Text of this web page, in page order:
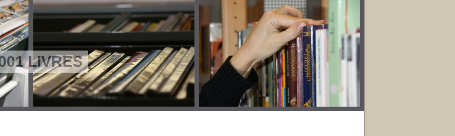
LIVRES